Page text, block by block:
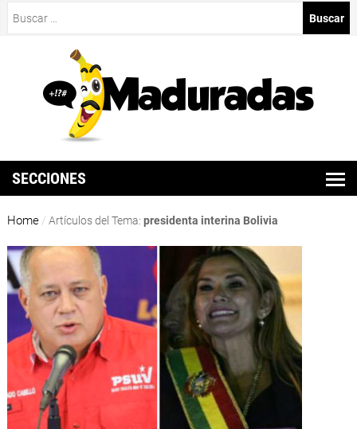
SECCIONES
Home / Artículos del Tema: presidenta interina Bolivia